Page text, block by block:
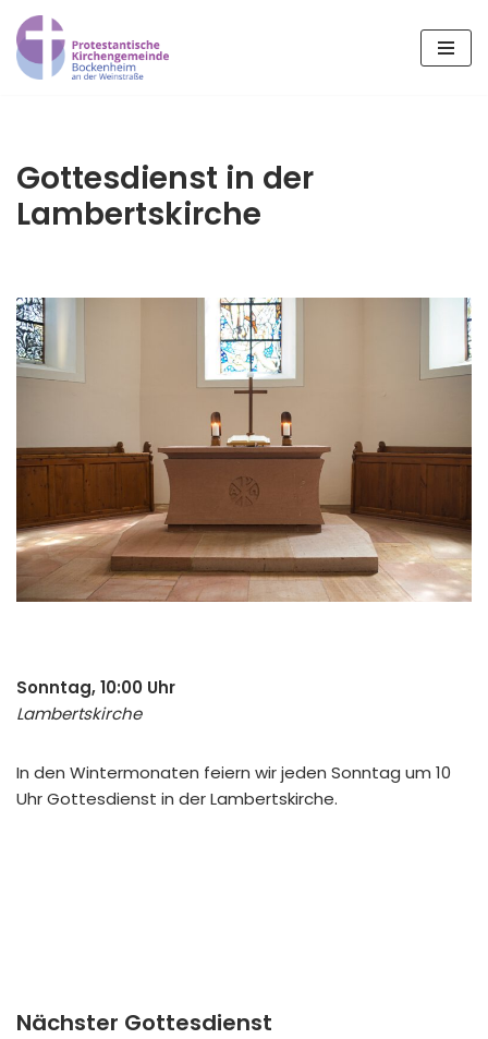
Zum
Inhalt
Gottesdienst in der
Lambertskirche
Sonntag, 10:00 Uhr
Lambertskirche
In den Wintermonaten feiern wir jeden Sonntag um 10
Uhr Gottesdienst in der Lambertskirche.
Nächster Gottesdienst